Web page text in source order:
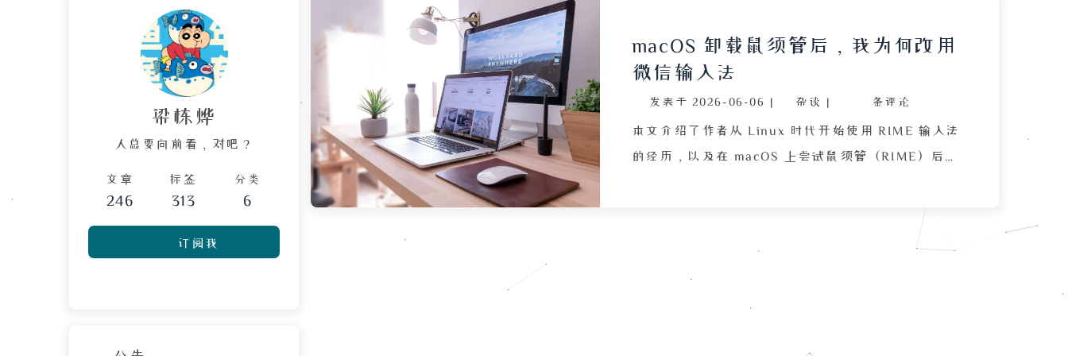
macOS 卸载鼠须管后，我为何改用
微信输入法
发表于 2026-06-06 | 杂谈 | 条评论
本文介绍了作者从 Linux 时代开始使用 RIME 输入法
的经历，以及在 macOS 上尝试鼠须管（RIME）后因
细描述了卸载鼠须管时遇到的困难：macOS 系统设置
中并无直接删除输入法的入口，且即使从输入法列表
件时提示占用。最终通过搜索找到解决方案，先退出
当前用户登录以清理进程，再使用快捷键 Command +
梁栋烨
人总要向前看，对吧？
文章
246
标签
313
分类
6
订阅我